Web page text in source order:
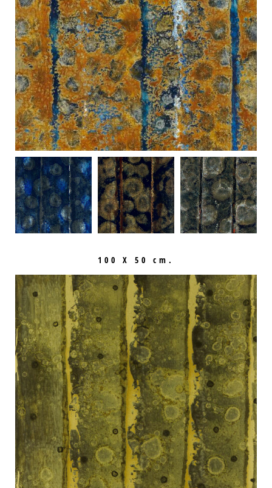
100 X 50 cm.